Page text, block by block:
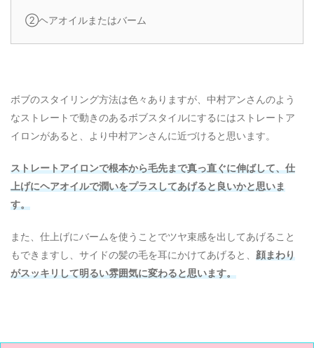
②ヘアオイルまたはバーム
ボブのスタイリング方法は色々ありますが、中村アンさんのよう
なストレートで動きのあるボブスタイルにするにはストレートア
イロンがあると、より中村アンさんに近づけると思います。
ストレートアイロンで根本から毛先まで真っ直ぐに伸ばして、仕
上げにヘアオイルで潤いをプラスしてあげると良いかと思いま
す。
また、仕上げにバームを使うことでツヤ束感を出してあげること
もできますし、サイドの髪の毛を耳にかけてあげると、 顔まわり
がスッキリして明るい雰囲気に変わると思います。